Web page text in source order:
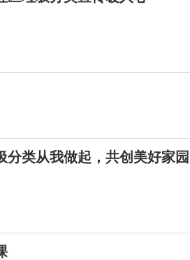
分类从我做起，共创美好家园